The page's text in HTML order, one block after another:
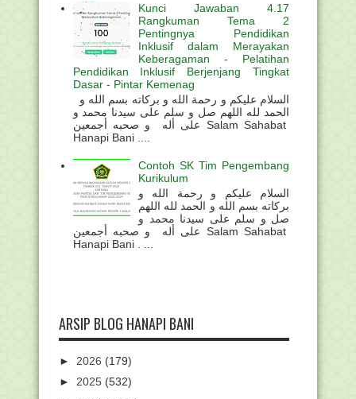
Kunci Jawaban 4.17
Rangkuman Tema 2
Pentingnya Pendidikan
Inklusif dalam Merayakan
Keberagaman - Pelatihan
Pendidikan Inklusif Berjenjang Tingkat
Dasar - Pintar Kemenag
الحمد لله اللهم صل و سلم على سيدنا محمد و
على أله و صحبه أجمعين Salam Sahabat
Hanapi Bani ....
Contoh SK Tim Pengembang
Kurikulum
السلام عليكم و رحمة الله و
بركاته بسم الله و الحمد لله اللهم
صل و سلم على سيدنا محمد و
على أله و صحبه أجمعين Salam Sahabat
Hanapi Bani . ...
ARSIP BLOG HANAPI BANI
► 2026 (179)
► 2025 (532)